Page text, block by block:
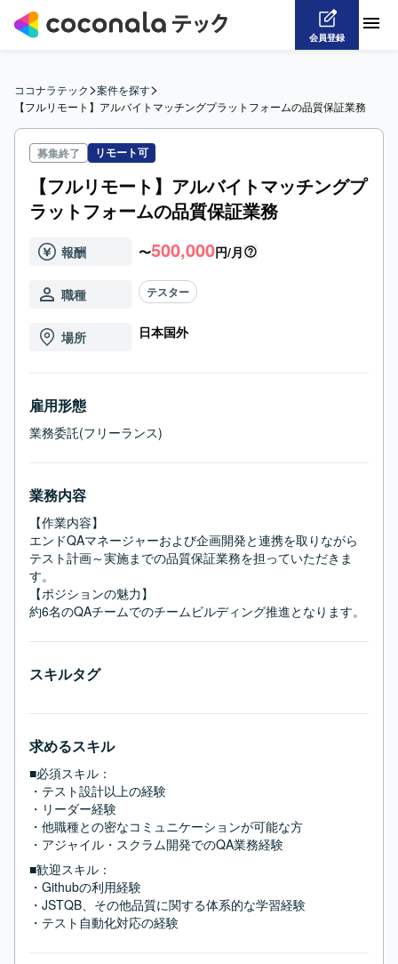
会員登録
ココナラテック>案件を探す>
【フルリモート】アルバイトマッチングプラットフォームの品質保証業務
募集終了 リモート可
【フルリモート】アルバイトマッチングプ
ラットフォームの品質保証業務
報酬 〜500,000円/月
職種 テスター
場所 日本国外
雇用形態
業務委託(フリーランス)
業務内容
【作業内容】
エンドQAマネージャーおよび企画開発と連携を取りながら
テスト計画～実施までの品質保証業務を担っていただきま
す。
【ポジションの魅力】
約6名のQAチームでのチームビルディング推進となります。
スキルタグ
求めるスキル
■必須スキル：
・テスト設計以上の経験
・リーダー経験
・他職種との密なコミュニケーションが可能な方
・アジャイル・スクラム開発でのQA業務経験
■歓迎スキル：
・Githubの利用経験
・JSTQB、その他品質に関する体系的な学習経験
・テスト自動化対応の経験